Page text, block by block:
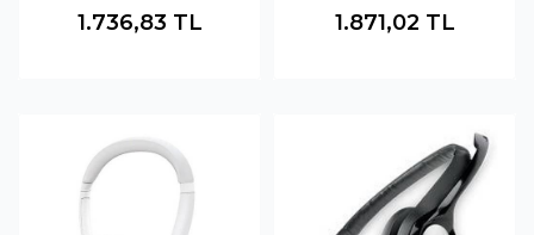
1.736,83 TL 1.871,02 TL